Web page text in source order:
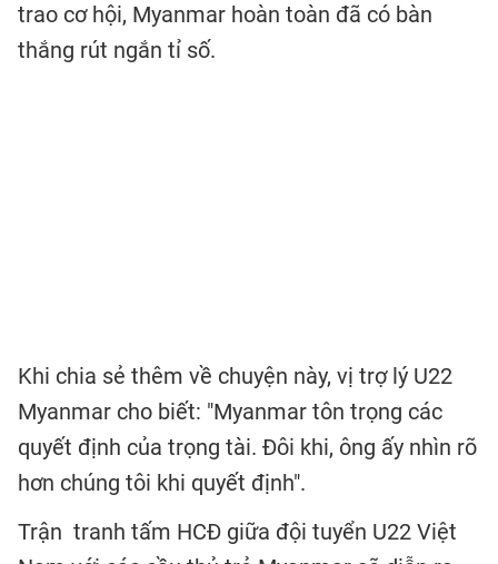
trao cơ hội, Myanmar hoàn toàn đã có bàn
thắng rút ngắn tỉ số.
Khi chia sẻ thêm về chuyện này, vị trợ lý U22
Myanmar cho biết: "Myanmar tôn trọng các
quyết định của trọng tài. Đôi khi, ông ấy nhìn rõ
hơn chúng tôi khi quyết định".
Trận tranh tấm HCĐ giữa đội tuyển U22 Việt